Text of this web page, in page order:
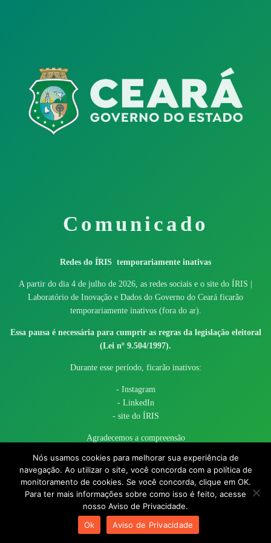
Comunicado
Redes do ÍRIS temporariamente inativas
A partir do dia 4 de julho de 2026, as redes sociais e o site do ÍRIS |
Laboratório de Inovação e Dados do Governo do Ceará ficarão
temporariamente inativos (fora do ar).
Essa pausa é necessária para cumprir as regras da legislação eleitoral
(Lei nº 9.504/1997).
Durante esse período, ficarão inativos:
- Instagram
- LinkedIn
- site do ÍRIS
Agradecemos a compreensão
© 2017 - 2026 – Governo do Estado do Ceará todos os direitos
reservados
Nós usamos cookies para melhorar sua experiência de
navegação. Ao utilizar o site, você concorda com a política de
monitoramento de cookies. Se você concorda, clique em OK.
Para ter mais informações sobre como isso é feito, acesse
nosso Aviso de Privacidade.
Ok
Aviso de Privacidade